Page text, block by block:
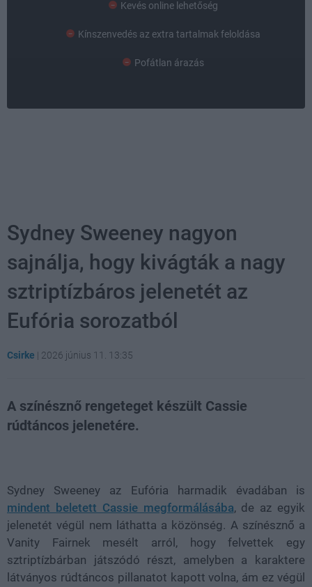
Kevés online lehetőség
Kínszenvedés az extra tartalmak feloldása
Pofátlan árazás
Sydney Sweeney nagyon
sajnálja, hogy kivágták a nagy
sztriptízbáros jelenetét az
Eufória sorozatból
Csirke | 2026 június 11. 13:35
A színésznő rengeteget készült Cassie
rúdtáncos jelenetére.
Sydney Sweeney az Eufória harmadik évadában is
mindent beletett Cassie megformálásába, de az egyik
jelenetét végül nem láthatta a közönség. A színésznő a
Vanity Fairnek mesélt arról, hogy felvettek egy
sztriptízbárban játszódó részt, amelyben a karaktere
látványos rúdtáncos pillanatot kapott volna, ám ez végül